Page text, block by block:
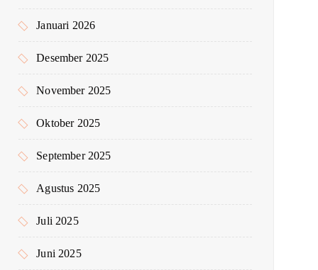
Januari 2026
Desember 2025
November 2025
Oktober 2025
September 2025
Agustus 2025
Juli 2025
Juni 2025